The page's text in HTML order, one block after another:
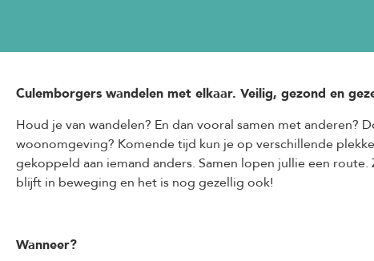
Culemborgers wandelen met elkaar. Veilig, gezond en
Houd je van wandelen? En dan vooral samen met anderen?
woonomgeving? Komende tijd kun je op verschillende
gekoppeld aan iemand anders. Samen lopen jullie een
blijft in beweging en het is nog gezellig ook!
Wanneer?